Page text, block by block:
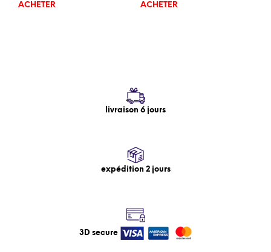
ACHETER ACHETER
livraison 6 jours
expédition 2 jours
3D secure